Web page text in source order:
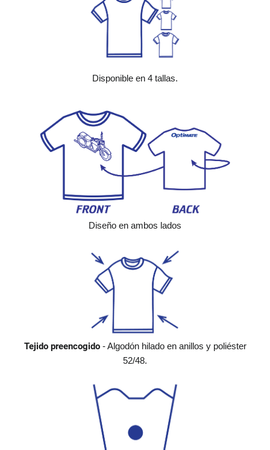
Disponible en 4 tallas.
Diseño en ambos lados
Tejido preencogido - Algodón hilado en anillos y poliéster
52/48.